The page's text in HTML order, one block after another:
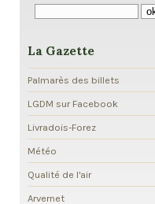
La Gazette
Palmarès des billets
LGDM sur Facebook
Livradois-Forez
Météo
Qualité de l'air
Arvernet